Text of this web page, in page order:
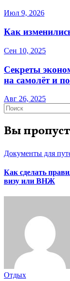
Июл 9, 2026
Как
Сен 10, 2025
Секреты
на самолёт и
Авг 26, 2025
Вы
Документы для
Как сделать
визу или ВНЖ
Отдых